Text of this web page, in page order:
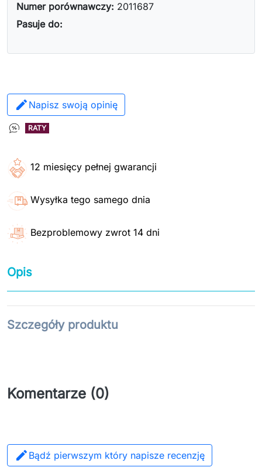
Numer porównawczy: 2011687
Pasuje do:
Napisz swoją opinię
RATY
12 miesięcy pełnej gwarancji
Wysyłka tego samego dnia
Bezproblemowy zwrot 14 dni
Opis
Szczegóły produktu
Komentarze (0)
 Bądź pierwszym który napisze recenzję